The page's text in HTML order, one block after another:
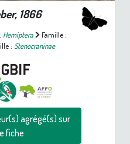
1866
Hemiptera
Famille :
: Stenocraninae
agrégé(s) sur
cette fiche